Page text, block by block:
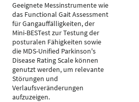
Geeignete Messinstrumente wie
das Functional Gait Assessment
für Gangauffälligkeiten, der
Mini-BESTest zur Testung der
posturalen Fähigkeiten sowie
die MDS-Unified Parkinson's
Disease Rating Scale können
genutzt werden, um relevante
Störungen und
Verlaufsveränderungen
aufzuzeigen.